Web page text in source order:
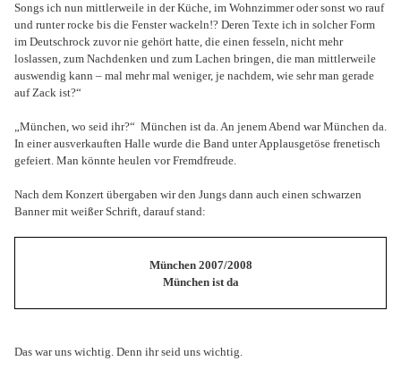
Songs ich nun mittlerweile in der Küche, im Wohnzimmer oder sonst wo rauf
und runter rocke bis die Fenster wackeln!? Deren Texte ich in solcher Form
im Deutschrock zuvor nie gehört hatte, die einen fesseln, nicht mehr
loslassen, zum Nachdenken und zum Lachen bringen, die man mittlerweile
auswendig kann – mal mehr mal weniger, je nachdem, wie sehr man gerade
auf Zack ist?“
„München, wo seid ihr?“ München ist da. An jenem Abend war München da.
In einer ausverkauften Halle wurde die Band unter Applausgetöse frenetisch
gefeiert. Man könnte heulen vor Fremdfreude.
Nach dem Konzert übergaben wir den Jungs dann auch einen schwarzen
Banner mit weißer Schrift, darauf stand:
München 2007/2008
München ist da
Das war uns wichtig. Denn ihr seid uns wichtig.